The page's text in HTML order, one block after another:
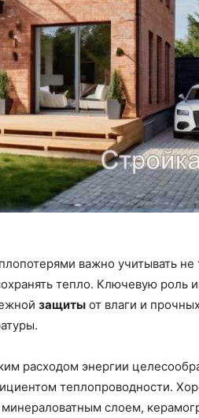
важно учитывать не
тепло. Ключевую роль
защиты от влаги и
расходом энергии
теплопроводности.
слоем,